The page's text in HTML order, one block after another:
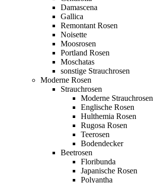
Damascena
Gallica
Remontant Rosen
Noisette
Moosrosen
Portland Rosen
Moschatas
sonstige Strauchrosen
Moderne Rosen
Strauchrosen
Moderne Strauchrosen
Englische Rosen
Hulthemia Rosen
Rugosa Rosen
Teerosen
Bodendecker
Beetrosen
Floribunda
Japanische Rosen
Polyantha